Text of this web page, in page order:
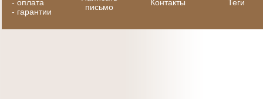
- оплата
- гарантии
письмо
Контакты Теги